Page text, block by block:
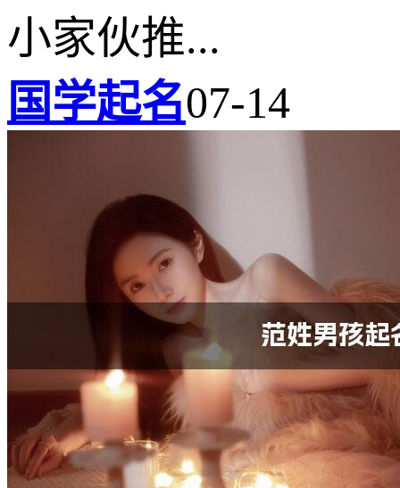
小家伙推...
国学起名07-14